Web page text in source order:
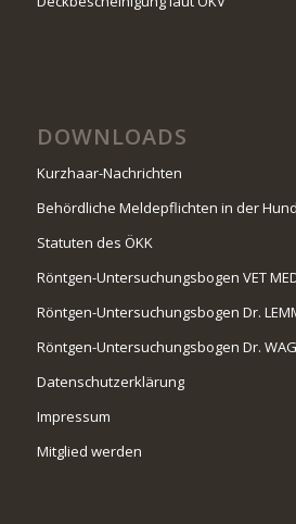
DOWNLOADS
Kurzhaar-Nachrichten
Behördliche Meldepflichten in der
Statuten des ÖKK
Röntgen-Untersuchungsbogen VET
Röntgen-Untersuchungsbogen Dr.
Röntgen-Untersuchungsbogen Dr.
Datenschutzerklärung
Impressum
Mitglied werden